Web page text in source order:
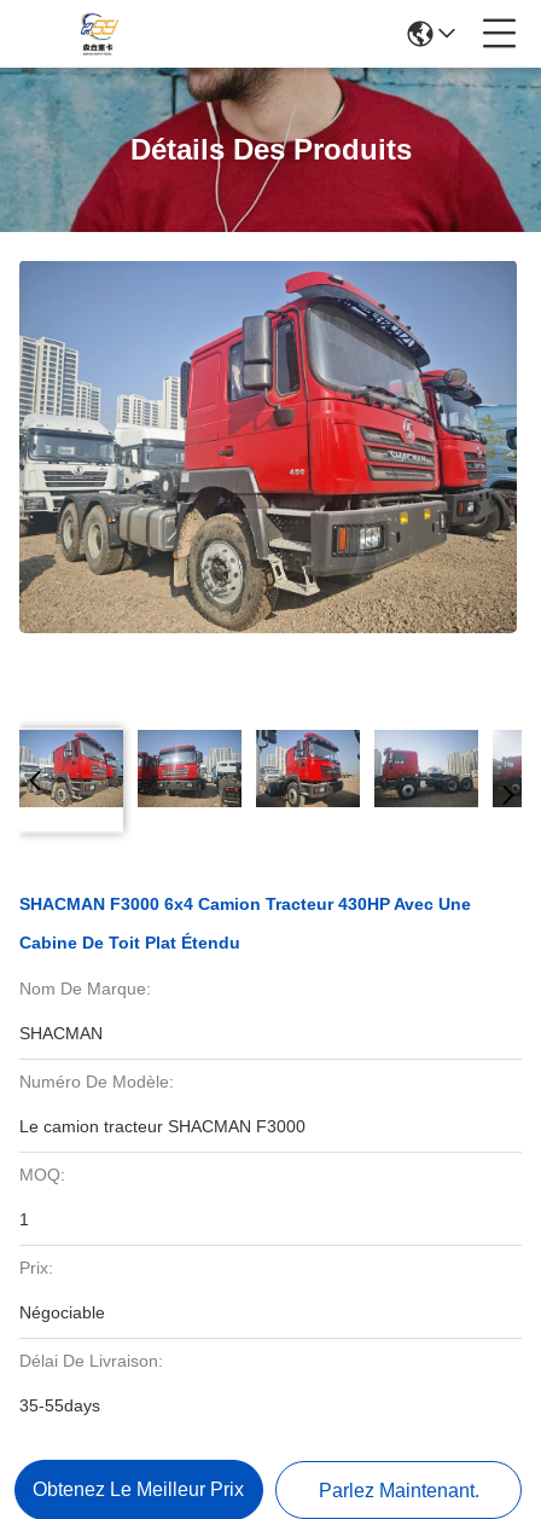
Détails Des Produits
SHACMAN F3000 6x4 Camion Tracteur 430HP Avec Une
Cabine De Toit Plat Étendu
Nom De Marque:
SHACMAN
Numéro De Modèle:
Le camion tracteur SHACMAN F3000
MOQ:
1
Prix:
Négociable
Délai De Livraison:
35-55days
Obtenez Le Meilleur Prix Parlez Maintenant.